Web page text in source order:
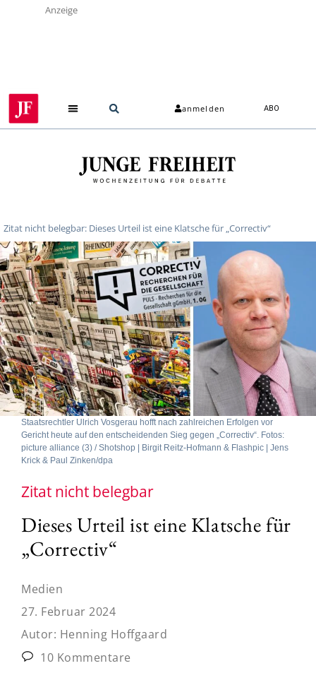
Anzeige
anmelden ABO
Zitat nicht belegbar: Dieses Urteil ist eine Klatsche für „Correctiv“
Staatsrechtler Ulrich Vosgerau hofft nach zahlreichen Erfolgen vor
Gericht heute auf den entscheidenden Sieg gegen „Correctiv“. Fotos:
picture alliance (3) / Shotshop | Birgit Reitz-Hofmann & Flashpic | Jens
Krick & Paul Zinken/dpa
Zitat nicht belegbar
Dieses Urteil ist eine Klatsche für
„Correctiv“
Medien
27. Februar 2024
Autor: Henning Hoffgaard
10 Kommentare